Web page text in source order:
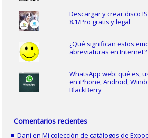
Descargar y crear disco
8.1/Pro gratis y legal
¿Qué significan estos
abreviaturas en Internet?
WhatsApp web: qué es,
en iPhone, Android,
BlackBerry
Comentarios recientes
Dani enMi colección de catálogos de